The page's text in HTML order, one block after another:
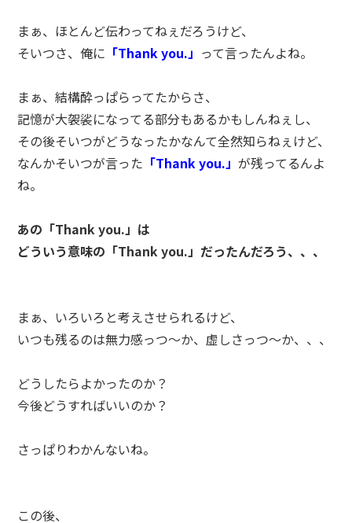
まぁ、ほとんど伝わってねぇだろうけど、
そいつさ、俺に 「Thank you.」 って言ったんよね。
まぁ、結構酔っぱらってたからさ、
記憶が大袈裟になってる部分もあるかもしんねぇし、
その後そいつがどうなったかなんて全然知らねぇけど、
なんかそいつが言った 「Thank you.」が残ってるんよ
ね。
あの「Thank you.」は
どういう意味の「Thank you.」だったんだろう、、、
まぁ、いろいろと考えさせられるけど、
いつも残るのは無力感っつ～か、虚しさっつ～か、、、
どうしたらよかったのか？
今後どうすればいいのか？
さっぱりわかんないね。
この後、